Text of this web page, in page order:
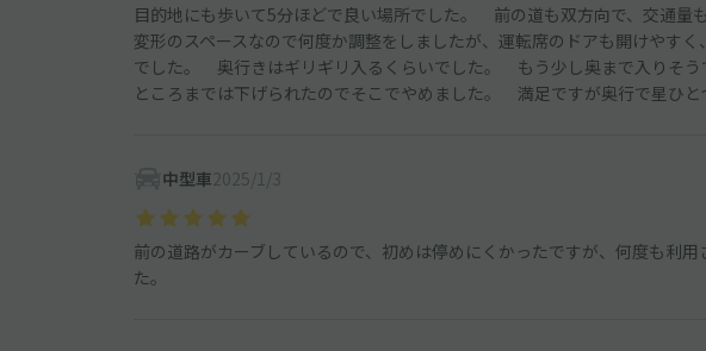
目的地にも歩いて5分ほどで良い場所でした。 前の道も双方向で、交通量
変形のスペースなので何度か調整をしましたが、運転席のドアも開けやす
でした。 奥行きはギリギリ入るくらいでした。 もう少し奥まで入りそう
ところまでは下げられたのでそこでやめました。 満足ですが奥行で星ひと
中型車2025/1/3
前の道路がカーブしているので、初めは停めにくかったですが、何度も利
た。